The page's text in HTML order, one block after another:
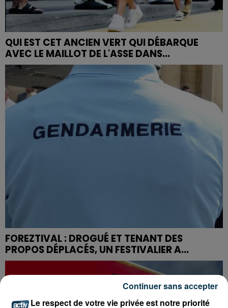
QUI EST CET ANCIEN VERT QUI DÉBARQUE
AVEC LE MAILLOT DE L'ASSE DANS...
FOREZTIVAL : DROGUÉ ET TENANT DES
PROPOS DÉPLACÉS, UN FESTIVALIER A...
Le respect de votre vie privée est notre priorité
Continuer sans accepter